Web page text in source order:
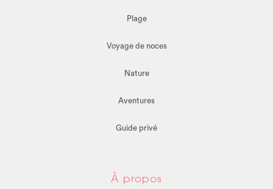
Plage
Voyage de noces
Nature
Aventures
Guide privé
À propos